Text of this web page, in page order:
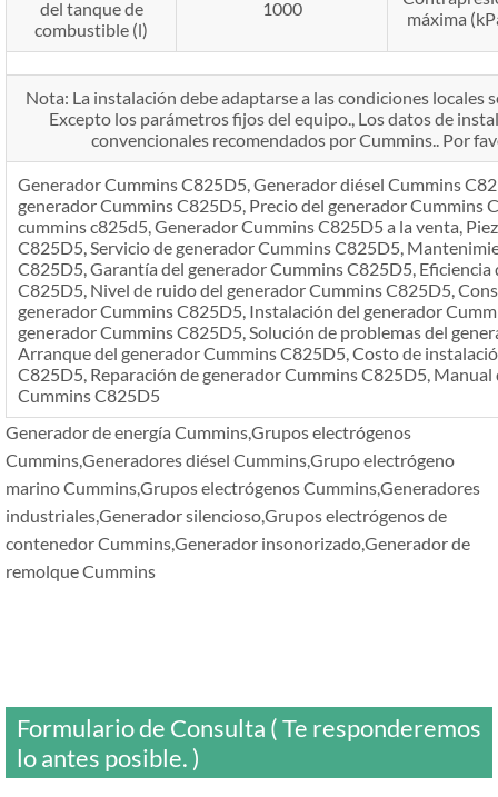
del tanque de
combustible (l)
1000
máxima
Nota: La instalación debe adaptarse a las condiciones locales
Excepto los parámetros fijos del equipo., Los datos de
convencionales recomendados por Cummins.. Por
Generador Cummins C825D5, Generador diésel Cummins
generador Cummins C825D5, Precio del generador Cummins
cummins c825d5, Generador Cummins C825D5 a la venta,
C825D5, Servicio de generador Cummins C825D5,
C825D5, Garantía del generador Cummins C825D5,
C825D5, Nivel de ruido del generador Cummins C825D5,
generador Cummins C825D5, Instalación del generador
generador Cummins C825D5, Solución de problemas del
Arranque del generador Cummins C825D5, Costo de
C825D5, Reparación de generador Cummins C825D5,
Cummins C825D5
Generador de energía Cummins,Grupos electrógenos
Cummins,Generadores diésel Cummins,Grupo electrógeno
marino Cummins,Grupos electrógenos Cummins,Generadores
industriales,Generador silencioso,Grupos electrógenos de
contenedor Cummins,Generador insonorizado,Generador de
remolque Cummins
Formulario de Consulta ( Te responderemos
lo antes posible. )